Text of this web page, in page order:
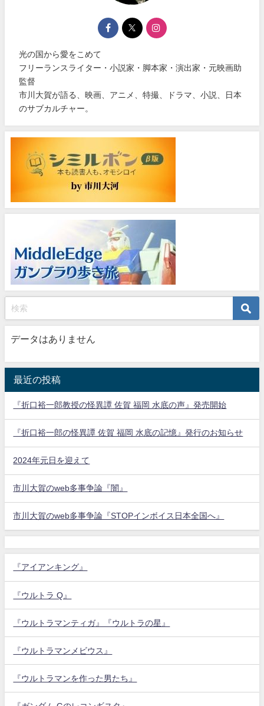
光の国から愛をこめて
フリーランスライター・小説家・脚本家・演出家・元映画助
監督
市川大賀が語る、映画、アニメ、特撮、ドラマ、小説、日本
のサブカルチャー。
データはありません
最近の投稿
『折口裕一郎教授の怪異譚 佐賀 福岡 水底の声』発売開始
『折口裕一郎の怪異譚 佐賀 福岡 水底の記憶』発行のお知らせ
2024年元日を迎えて
市川大賀のweb多事争論『闇』
市川大賀のweb多事争論『STOPインボイス日本全国へ』
『アイアンキング』
『ウルトラ Q』
『ウルトラマンティガ』『ウルトラの星』
『ウルトラマンメビウス』
『ウルトラマンを作った男たち』